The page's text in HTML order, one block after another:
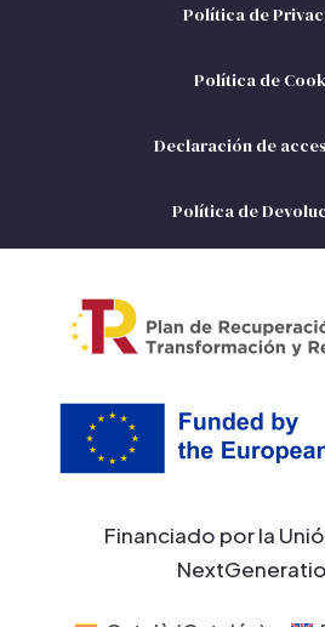
Política de
Política de
Declaración de
Política de
Financiado por la